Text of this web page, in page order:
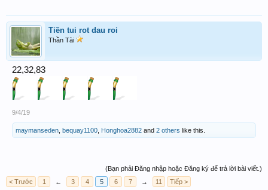
Tiền tui rot dau roi
Thần Tài
22,32,83
9/4/19
maymanseden bequay1100 Honghoa2882 and 2 others like this.
(Bạn phải Đăng nhập hoặc Đăng ký để trả lời bài viết.)
< Trước
1 ← 3 4 5 6 7 → 11 Tiếp >